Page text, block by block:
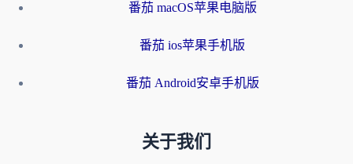
番茄 macOS苹果电脑版
番茄 ios苹果手机版
番茄 Android安卓手机版
关于我们